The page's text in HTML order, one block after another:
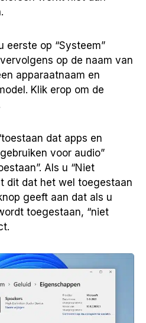
eerste op “Systeem”
op de naam van
apparaatnaam en
Klik erop om de
dat apps en
voor audio”
Als u “Niet
dit dat het wel toegestaan
geeft aan dat als u
toegestaan, “niet